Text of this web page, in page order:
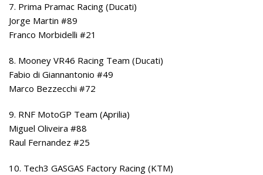
7. Prima Pramac Racing (Ducati)
Jorge Martin #89
Franco Morbidelli #21
8. Mooney VR46 Racing Team (Ducati)
Fabio di Giannantonio #49
Marco Bezzecchi #72
9. RNF MotoGP Team (Aprilia)
Miguel Oliveira #88
Raul Fernandez #25
10. Tech3 GASGAS Factory Racing (KTM)